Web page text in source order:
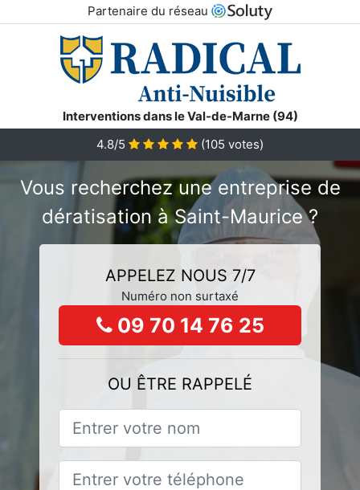
Partenaire du réseau
Interventions dans le Val-de-Marne (94)
4.8/5
(105 votes)
Vous recherchez une entreprise de
dératisation à Saint-Maurice ?
APPELEZ NOUS 7/7
Numéro non surtaxé
09 70 14 76 25
OU ÊTRE RAPPELÉ